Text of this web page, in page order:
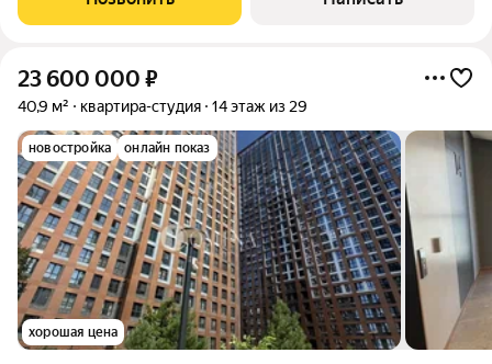
кухню, санузел и прихожую.
23 600 000 ₽
40,9 м² квартира-студия 14 этаж из 29
новостройка онлайн показ
хорошая цена